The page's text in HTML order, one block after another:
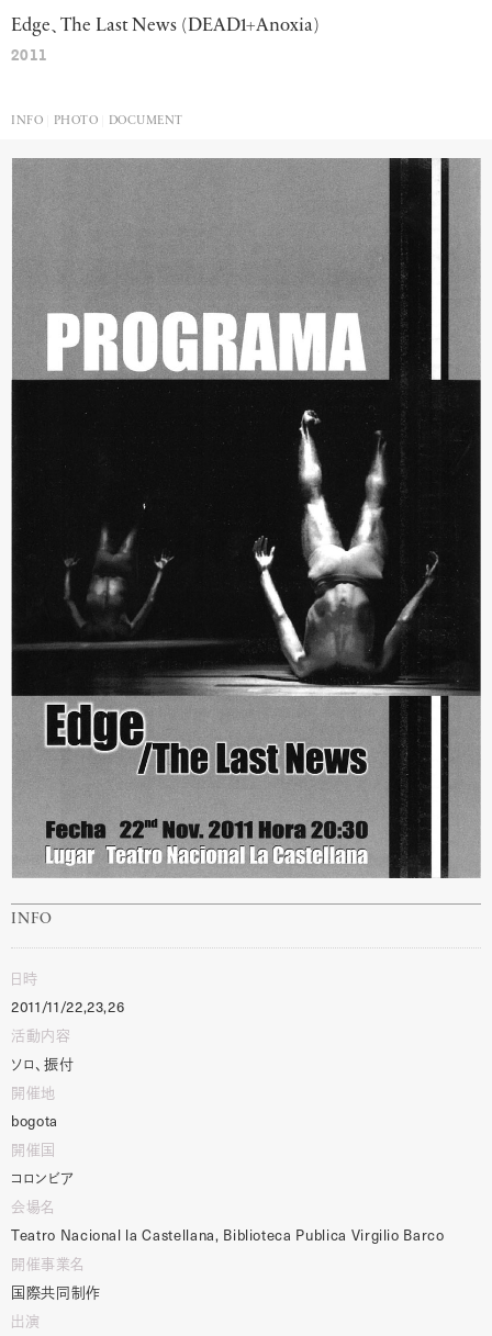
Edge、 The Last News (DEAD1+Anoxia)
2011
INFO PHOTO DOCUMENT
INFO
日時
2011/11/22,23,26
活動内容
ソロ、振付
開催地
bogota
開催国
コロンビア
会場名
Teatro Nacional la Castellana, Biblioteca Publica Virgilio Barco
開催事業名
国際共同制作
出演